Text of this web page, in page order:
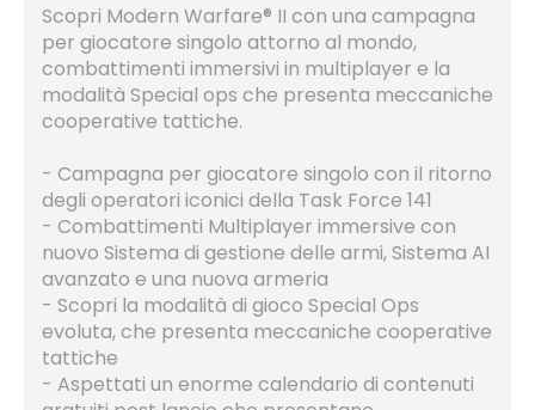
Scopri Modern Warfare® II con una campagna
per giocatore singolo attorno al mondo,
combattimenti immersivi in multiplayer e la
modalità Special ops che presenta meccaniche
cooperative tattiche.
- Campagna per giocatore singolo con il ritorno
degli operatori iconici della Task Force 141
- Combattimenti Multiplayer immersive con
nuovo Sistema di gestione delle armi, Sistema AI
avanzato e una nuova armeria
- Scopri la modalità di gioco Special Ops
evoluta, che presenta meccaniche cooperative
tattiche
- Aspettati un enorme calendario di contenuti